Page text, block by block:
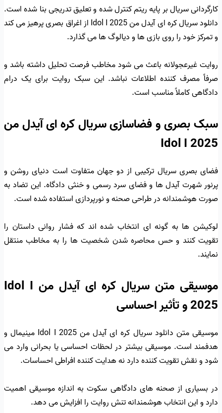
کارگردانی سریال بر پایه ریتم کنترل شده و تعلیق تدریجی بنا شده است.
دانلود سریال کره ای آیدل من Idol I 2025 از اغراق بصری پرهیز می کند
و تمرکز خود را روی بازی ها و دیالوگ ها می گذارد.
روایت غیرعجولانه باعث می شود مخاطب فرصت تحلیل داشته باشد و
صرفاً مصرف کننده اطلاعات نباشد. این سبک روایت برای یک درام
دادگاهی کاملاً مناسب است.
سبک بصری و فضاسازی سریال کره ای آیدل من
Idol I 2025
فضای بصری سریال ترکیبی از دو جهان متفاوت است دنیای روشن و
پرنور شهرت آیدل ها و فضای سرد رسمی و خنثی دادگاه. این تضاد به
صورت هوشمندانه در طراحی صحنه و نورپردازی استفاده شده است.
لوکیشن ها به گونه ای انتخاب شده اند که فشار روانی داستان را
تقویت کنند و حس محاصره شدن شخصیت ها را به مخاطب منتقل
نمایند.
موسیقی متن سریال کره ای آیدل من Idol I
2025 و تأثیر احساسی
موسیقی متن دانلود سریال کره ای آیدل من Idol I 2025 مینیمال و
هدفمند است. موسیقی بیشتر در لحظات احساسی یا بحرانی وارد می
شود و نقش تقویت کننده دارد نه هدایت کننده افراطی احساسات.
در بسیاری از صحنه های دادگاهی سکوت به اندازه موسیقی اهمیت
دارد و این انتخاب هوشمندانه تنش روایت را افزایش می دهد.